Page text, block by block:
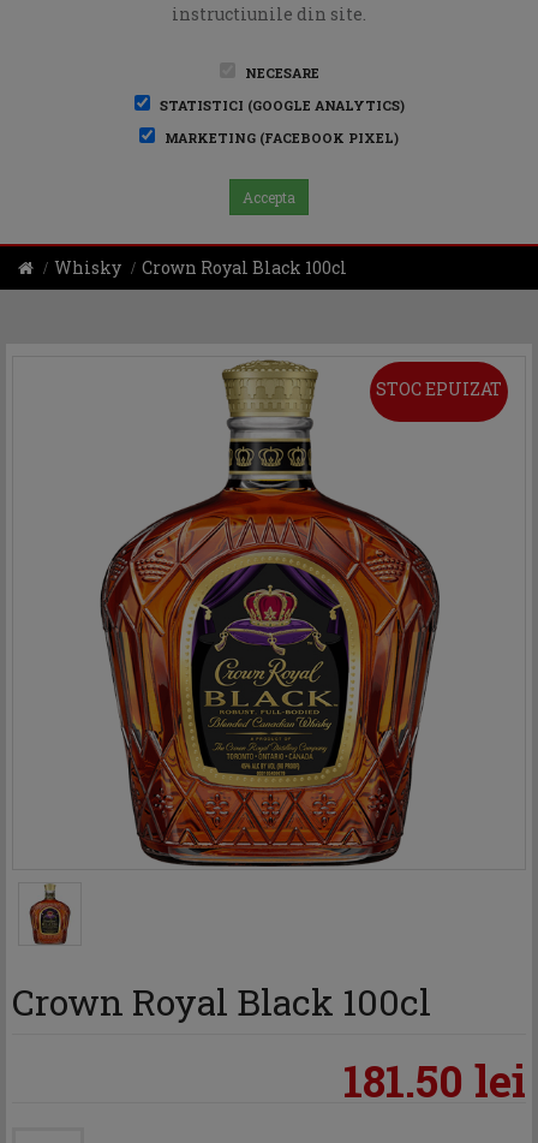
instructiunile din site.
NECESARE
STATISTICI (GOOGLE ANALYTICS)
MARKETING (FACEBOOK PIXEL)
Accepta
Whisky Crown Royal Black 100cl
STOC EPUIZAT
Crown Royal Black 100cl
181.50 lei